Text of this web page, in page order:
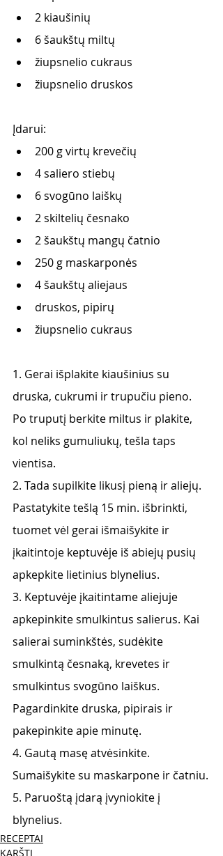
2 kiaušinių
6 šaukštų miltų
žiupsnelio cukraus
žiupsnelio druskos
Įdarui:
200 g virtų krevečių
4 saliero stiebų
6 svogūno laiškų
2 skiltelių česnako
2 šaukštų mangų čatnio
250 g maskarponės
4 šaukštų aliejaus
druskos, pipirų
žiupsnelio cukraus
1. Gerai išplakite kiaušinius su
druska, cukrumi ir trupučiu pieno.
Po truputį berkite miltus ir plakite,
kol neliks gumuliukų, tešla taps
vientisa.
2. Tada supilkite likusį pieną ir aliejų.
Pastatykite tešlą 15 min. išbrinkti,
tuomet vėl gerai išmaišykite ir
įkaitintoje keptuvėje iš abiejų pusių
apkepkite lietinius blynelius.
3. Keptuvėje įkaitintame aliejuje
apkepinkite smulkintus salierus. Kai
salierai suminkštės, sudėkite
smulkintą česnaką, krevetes ir
smulkintus svogūno laiškus.
Pagardinkite druska, pipirais ir
pakepinkite apie minutę.
4. Gautą masę atvėsinkite.
Sumaišykite su maskarpone ir čatniu.
5. Paruoštą įdarą įvyniokite į
blynelius.
RECEPTAI
KARŠTI